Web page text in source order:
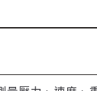
掌握國際
再想一下